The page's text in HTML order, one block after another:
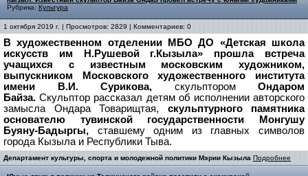
Рубрика: Культура
1 октября 2019 г. | Просмотров: 2829 | Комментариев: 0
В художественном отделении МБО ДО «Детская школа
искусств им Н.Рушевой г.Кызыла» прошла встреча
учащихся с известным московским художником,
выпускником Московского художественного института
имени В.И. Сурикова, скульптором Ондаром
Байза. Скульптор рассказал детям об исполнении авторского
замысла Ондара Товарищтая, скульптурного памятника
основателю тувинской государственности Монгушу
Буяну-Бадыргы, ставшему одним из главных символов
города Кызыла и Республики Тыва.
Департамент культуры, спорта и молодежной политики Мэрии Кызыла Подробнее